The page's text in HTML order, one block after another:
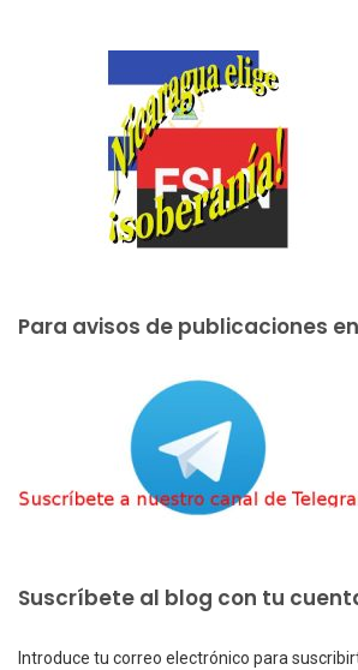
Para avisos de publicaciones
Suscríbete al blog con tu
Introduce tu correo electrónico para